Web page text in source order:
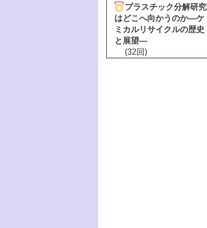
プラスチック分解研究
はどこへ向かうのか―ケ
ミカルリサイクルの歴史
と展望―
(32回)